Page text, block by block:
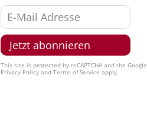
This site is protected by reCAPTCHA and the Google
Privacy Policyand Terms of Service apply.